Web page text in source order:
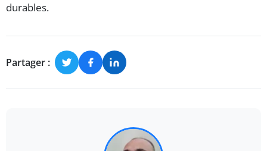
durables.
Partager :